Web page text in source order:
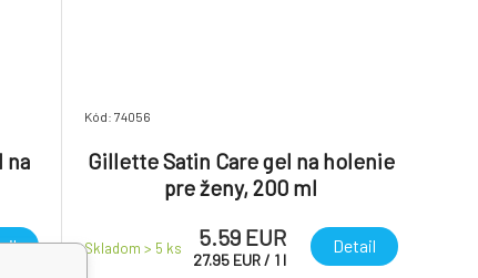
na
Kód: 74056
Gillette Satin Care gel na holenie
pre ženy, 200 ml
Skladom > 5 ks 5.59 EUR
27.95 EUR/ 1 l
Detail